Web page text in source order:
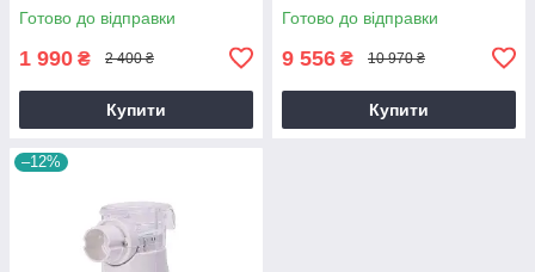
Готово до відправки
1 990 ₴ 2 400 ₴
Купити
Готово до відправки
9 556 ₴ 10 970 ₴
Купити
–12%